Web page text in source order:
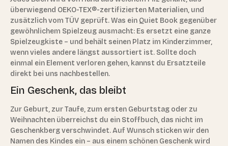
überwiegend OEKO-TEX®-zertifizierten Materialien, und
zusätzlich vom TÜV geprüft. Was ein Quiet Book gegenüber
gewöhnlichem Spielzeug ausmacht: Es ersetzt eine ganze
Spielzeugkiste – und behält seinen Platz im Kinderzimmer,
wenn vieles andere längst aussortiert ist. Sollte doch
einmal ein Element verloren gehen, kannst du Ersatzteile
direkt bei uns nachbestellen.
Ein Geschenk, das bleibt
Zur Geburt, zur Taufe, zum ersten Geburtstag oder zu
Weihnachten überreichst du ein Stoffbuch, das nicht im
Geschenkberg verschwindet. Auf Wunsch sticken wir den
Namen des Kindes ein – aus einem schönen Geschenk wird